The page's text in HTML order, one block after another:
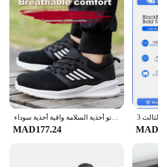
سلامة العمل أحذية الرجال خفيفة الوزن غير قابل للتدمير أحذية العمل الأمن الصلب تو أحذية السلامة واقية أحذية سوداء Size36-46
MAD177.24